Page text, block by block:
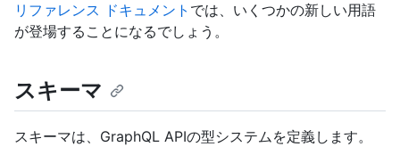
リファレンス ドキュメント では、いくつかの新しい用語
が登場することになるでしょう。
スキーマ
スキーマは、GraphQL APIの型システムを定義します。